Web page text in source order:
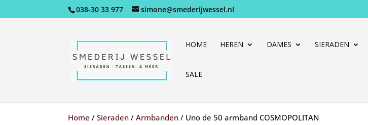
038-30 33 977 simone@smederijwessel.nl
HOME HEREN DAMES SIERADEN
SALE
Home /Sieraden /Armbanden / Uno de 50 armband COSMOPOLITAN